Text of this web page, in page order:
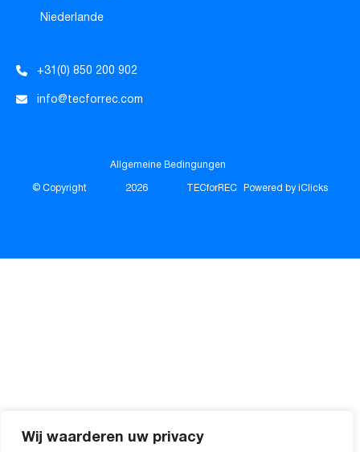
Wij waarderen uw privacy
Niederlande
+31(0) 850 200 902
info@tecforrec.com
© Copyright 2026 TECforREC Powered by iClicks
Allgemeine Bedingungen